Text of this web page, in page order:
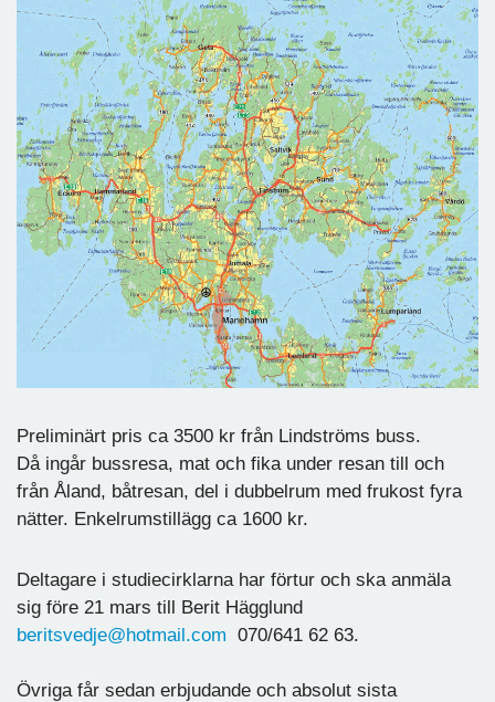
Preliminärt pris ca 3500 kr från Lindströms buss.
Då ingår bussresa, mat och fika under resan till och
från Åland, båtresan, del i dubbelrum med frukost fyra
nätter. Enkelrumstillägg ca 1600 kr.
Deltagare i studiecirklarna har förtur och ska anmäla
sig före 21 mars till Berit Hägglund
beritsvedje@hotmail.com 070/641 62 63.
Övriga får sedan erbjudande och absolut sista